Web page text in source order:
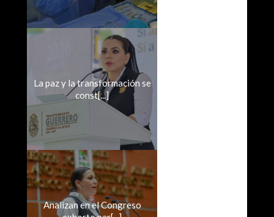
La paz y la transformación se
const[...]
Analizan en el Congreso